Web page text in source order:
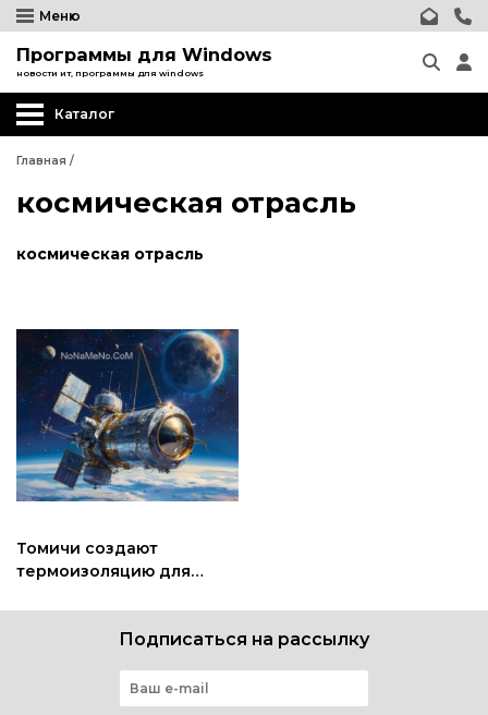
Меню
Программы для Windows
новости ит, программы для windows
Каталог
Главная /
космическая отрасль
космическая отрасль
Томичи создают
термоизоляцию для
Подписаться на рассылку